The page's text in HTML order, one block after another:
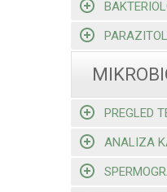
PREGLED
ANALIZA